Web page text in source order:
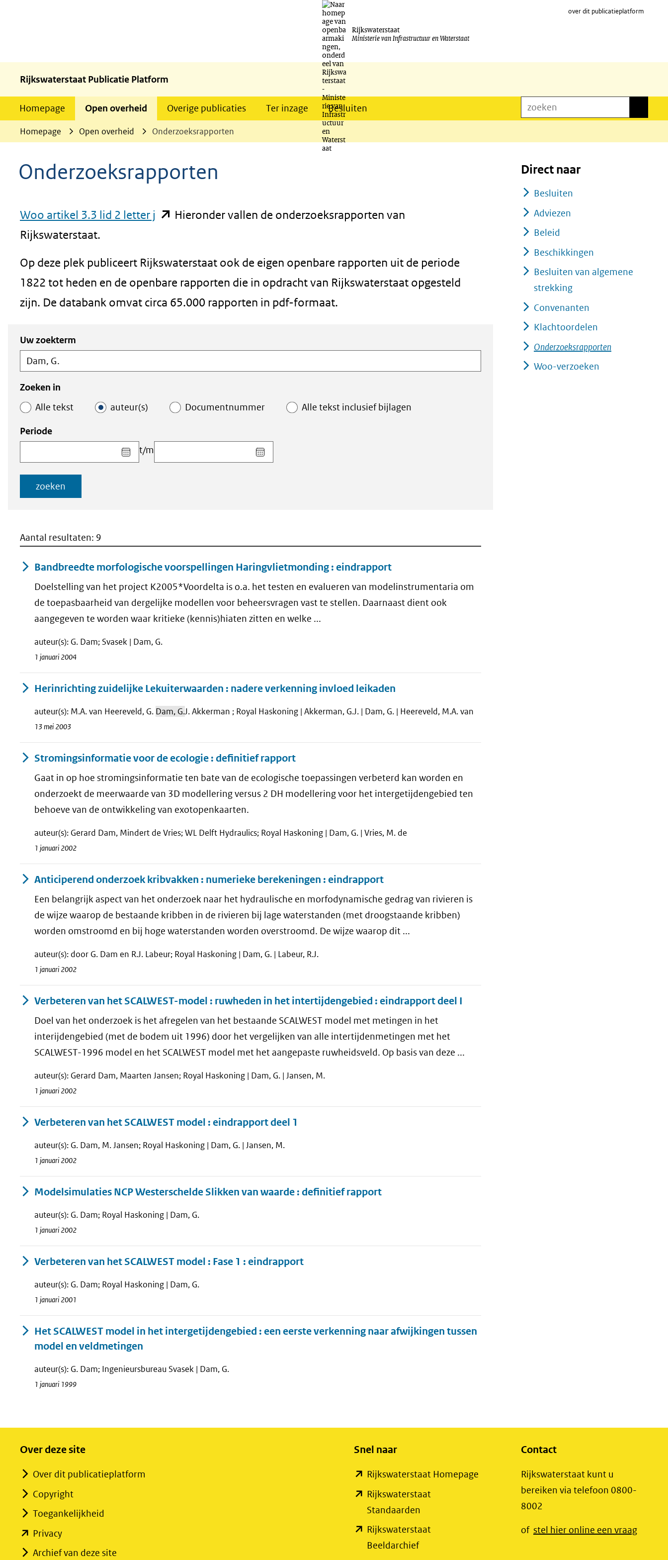
Ga
naar
inhoud
Rijkswaterstaat
Ministerie van Infrastructuur en Waterstaat
over dit publicatieplatform
Rijkswaterstaat Publicatie Platform
Homepage Open overheid Overige publicaties Ter inzage Besluiten zoeken
Homepage Open overheid Onderzoeksrapporten
Onderzoeksrapporten
Woo artikel 3.3 lid 2 letter j (opent
andere
website)
Hieronder vallen de onderzoeksrapporten van
Rijkswaterstaat.
Op deze plek publiceert Rijkswaterstaat ook de eigen openbare rapporten uit de periode
1822 tot heden en de openbare rapporten die in opdracht van Rijkswaterstaat opgesteld
zijn. De databank omvat circa 65.000 rapporten in pdf-formaat.
Zoeken
in
de
index
Zoeken
binnen
de
index
Uw zoekterm
Zoeken in
Alle tekst
auteur(s) Documentnummer Alle tekst inclusief bijlagen
Periode
Kies
datum
t/m
Kies
datum
zoeken
Aantal resultaten: 9
Bandbreedte morfologische voorspellingen Haringvlietmonding : eindrapport
Doelstelling van het project K2005*Voordelta is o.a. het testen en evalueren van modelinstrumentaria om
de toepasbaarheid van dergelijke modellen voor beheersvragen vast te stellen. Daarnaast dient ook
aangegeven te worden waar kritieke (kennis)hiaten zitten en welke ...
auteur(s): G. Dam; Svasek | Dam, G.
1 januari 2004
Herinrichting zuidelijke Lekuiterwaarden : nadere verkenning invloed leikaden
auteur(s): M.A. van Heereveld, G. Dam, G.J. Akkerman ; Royal Haskoning | Akkerman, G.J. | Dam, G. | Heereveld, M.A. van
13 mei 2003
Stromingsinformatie voor de ecologie : definitief rapport
Gaat in op hoe stromingsinformatie ten bate van de ecologische toepassingen verbeterd kan worden en
onderzoekt de meerwaarde van 3D modellering versus 2 DH modellering voor het intergetijdengebied ten
behoeve van de ontwikkeling van exotopenkaarten.
auteur(s): Gerard Dam, Mindert de Vries; WL Delft Hydraulics; Royal Haskoning | Dam, G. | Vries, M. de
1 januari 2002
Anticiperend onderzoek kribvakken : numerieke berekeningen : eindrapport
Een belangrijk aspect van het onderzoek naar het hydraulische en morfodynamische gedrag van rivieren is
de wijze waarop de bestaande kribben in de rivieren bij lage waterstanden (met droogstaande kribben)
worden omstroomd en bij hoge waterstanden worden overstroomd. De wijze waarop dit ...
auteur(s): door G. Dam en R.J. Labeur; Royal Haskoning | Dam, G. | Labeur, R.J.
1 januari 2002
Verbeteren van het SCALWEST-model : ruwheden in het intertijdengebied : eindrapport deel I
Doel van het onderzoek is het afregelen van het bestaande SCALWEST model met metingen in het
interijdengebied (met de bodem uit 1996) door het vergelijken van alle intertijdenmetingen met het
SCALWEST-1996 model en het SCALWEST model met het aangepaste ruwheidsveld. Op basis van deze ...
auteur(s): Gerard Dam, Maarten Jansen; Royal Haskoning | Dam, G. | Jansen, M.
1 januari 2002
Verbeteren van het SCALWEST model : eindrapport deel 1
auteur(s): G. Dam, M. Jansen; Royal Haskoning | Dam, G. | Jansen, M.
1 januari 2002
Modelsimulaties NCP Westerschelde Slikken van waarde : definitief rapport
auteur(s): G. Dam; Royal Haskoning | Dam, G.
1 januari 2002
Verbeteren van het SCALWEST model : Fase 1 : eindrapport
auteur(s): G. Dam; Royal Haskoning | Dam, G.
1 januari 2001
Het SCALWEST model in het intergetijdengebied : een eerste verkenning naar afwijkingen tussen
model en veldmetingen
auteur(s): G. Dam; Ingenieursbureau Svasek | Dam, G.
1 januari 1999
Direct naar
Besluiten
Adviezen
Beleid
Beschikkingen
Besluiten van algemene
strekking
Convenanten
Klachtoordelen
Onderzoeksrapporten
Woo-verzoeken
Over deze site
Over dit publicatieplatform
Copyright
Toegankelijkheid
Privacy(opent
in
Archief van deze site
Snel naar
Rijkswaterstaat Homepage
Rijkswaterstaat
Standaarden
in
Rijkswaterstaat
Beeldarchief(opent
Contact
Rijkswaterstaat kunt u
bereiken via telefoon 0800-
8002
of stel hier online een vraag(opent